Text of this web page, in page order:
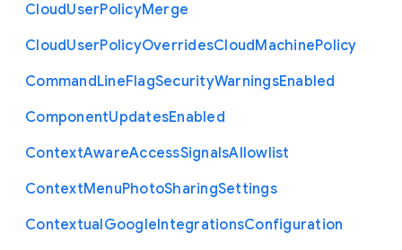
CloudUserPolicyMerge
CloudUserPolicyOverridesCloudMachinePolicy
CommandLineFlagSecurityWarningsEnabled
ComponentUpdatesEnabled
ContextAwareAccessSignalsAllowlist
ContextMenuPhotoSharingSettings
ContextualGoogleIntegrationsConfiguration